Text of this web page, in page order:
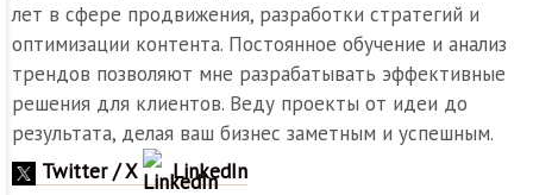
лет в сфере продвижения, разработки стратегий и
оптимизации контента. Постоянное обучение и анализ
трендов позволяют мне разрабатывать эффективные
решения для клиентов. Веду проекты от идеи до
результата, делая ваш бизнес заметным и успешным.
Twitter / X
LinkedIn